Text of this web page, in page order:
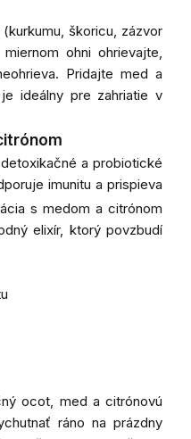
škoricu, zázvor
ohni ohrievajte,
Pridajte med a
ideálny pre zahriatie v
a probiotické
imunitu a prispieva
s medom a citrónom
elixír, ktorý povzbudí
ocot, med a citrónovú
ráno na prázdny